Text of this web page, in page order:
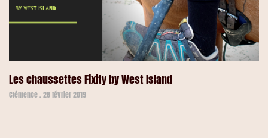
Les chaussettes Fixity by West Island
Clémence 28 février 2019